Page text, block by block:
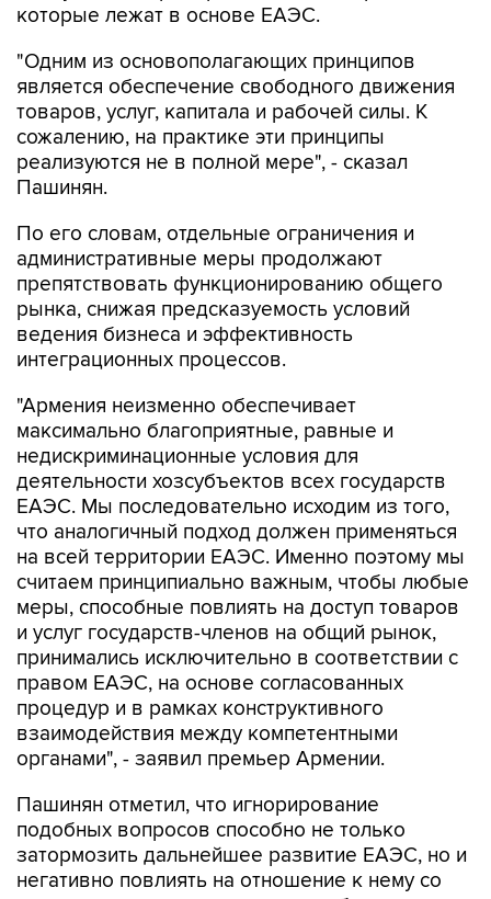
"Одним из основополагающих принципов
товаров, услуг, капитала и рабочей силы. К
сожалению, на практике эти принципы
реализуются не в полной мере", - сказал
Пашинян.
По его словам, отдельные ограничения и
препятствовать функционированию общего
рынка, снижая предсказуемость условий
ведения бизнеса и эффективность
интеграционных процессов.
"Армения неизменно обеспечивает
недискриминационные условия для
деятельности хозсубъектов всех государств
ЕАЭС. Мы последовательно исходим из того,
что аналогичный подход должен применяться
на всей территории ЕАЭС. Именно поэтому мы
считаем принципиально важным, чтобы любые
меры, способные повлиять на доступ товаров
и услуг государств-членов на общий рынок,
принимались исключительно в соответствии с
правом ЕАЭС, на основе согласованных
процедур и в рамках конструктивного
взаимодействия между компетентными
органами", - заявил премьер Армении.
Пашинян отметил, что игнорирование
затормозить дальнейшее развитие ЕАЭС, но и
негативно повлиять на отношение к нему со
стороны граждан и делового сообщества
стран Союза.